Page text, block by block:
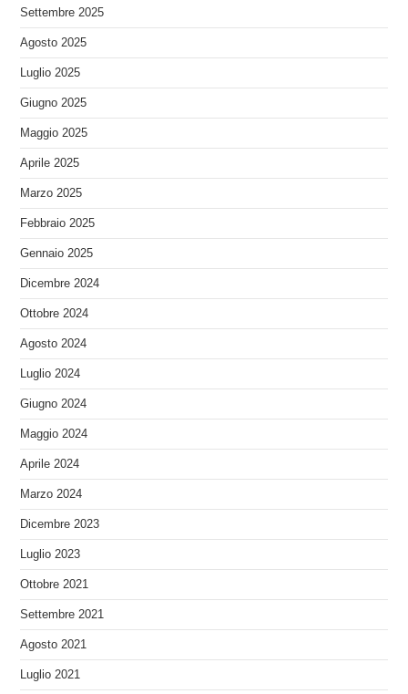
Settembre 2025
Agosto 2025
Luglio 2025
Giugno 2025
Maggio 2025
Aprile 2025
Marzo 2025
Febbraio 2025
Gennaio 2025
Dicembre 2024
Ottobre 2024
Agosto 2024
Luglio 2024
Giugno 2024
Maggio 2024
Aprile 2024
Marzo 2024
Dicembre 2023
Luglio 2023
Ottobre 2021
Settembre 2021
Agosto 2021
Luglio 2021